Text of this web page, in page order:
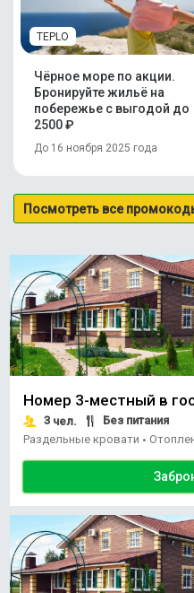
TEPLO
Чёрное море по акции.
Бронируйте жильё на
побережье с выгодой до
2500 ₽
До 16 ноября 2025 года
Посмотреть все
Номер 3-местный в
3 чел.
Без питания
Раздельные кровати •